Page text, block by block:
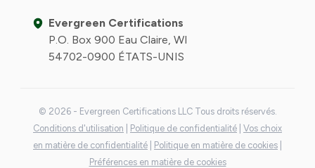
Evergreen Certifications
P.O. Box 900 Eau Claire, WI
54702-0900 ÉTATS-UNIS
© 2026 - Evergreen Certifications LLC Tous droits réservés.
Conditions d'utilisation
Politique de confidentialité Vos choix
en matière de confidentialité
Politique en matière de cookies
Préférences en matière de cookies